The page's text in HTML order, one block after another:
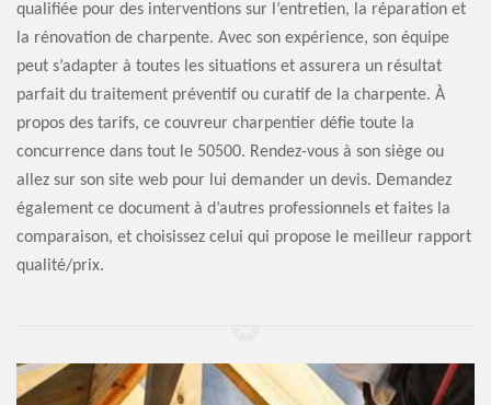
qualifiée pour des interventions sur l’entretien, la réparation et
la rénovation de charpente. Avec son expérience, son équipe
peut s’adapter à toutes les situations et assurera un résultat
parfait du traitement préventif ou curatif de la charpente. À
propos des tarifs, ce couvreur charpentier défie toute la
concurrence dans tout le 50500. Rendez-vous à son siège ou
allez sur son site web pour lui demander un devis. Demandez
également ce document à d’autres professionnels et faites la
comparaison, et choisissez celui qui propose le meilleur rapport
qualité/prix.